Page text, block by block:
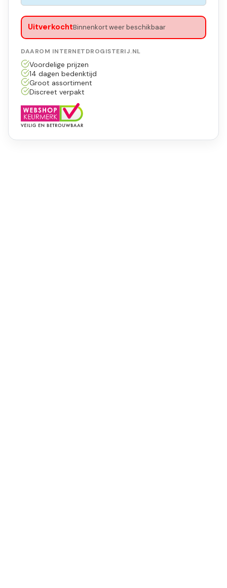
UitverkochtBinnenkort weer beschikbaar
DAAROM INTERNETDROGISTERIJ.NL
Voordelige prijzen
14 dagen bedenktijd
Groot assortiment
Discreet verpakt